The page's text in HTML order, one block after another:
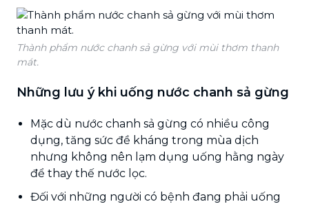
Thành phẩm nước chanh sả gừng với mùi thơm thanh
mát.
Những lưu ý khi uống nước chanh sả gừng
Mặc dù nước chanh sả gừng có nhiều công
dụng, tăng sức đề kháng trong mùa dịch
nhưng không nên lạm dụng uống hằng ngày
để thay thế nước lọc.
Đối với những người có bệnh đang phải uống